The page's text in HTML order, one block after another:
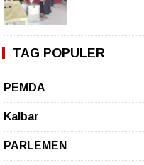
TAG POPULER
PEMDA
Kalbar
PARLEMEN